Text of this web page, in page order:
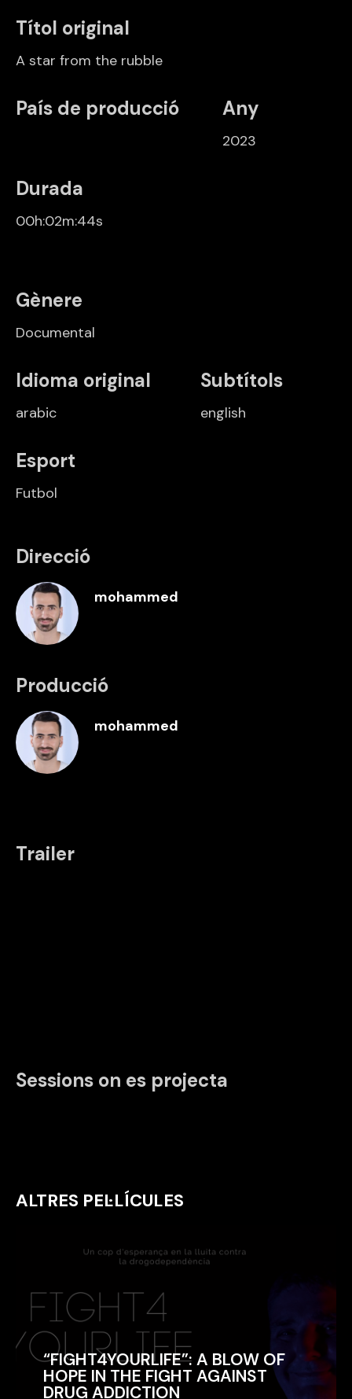
Títol original
A star from the rubble
País de producció Any
2023
Durada
00h:02m:44s
Gènere
Documental
Idioma original
arabic
Subtítols
english
Esport
Futbol
Direcció
mohammed
Producció
mohammed
Trailer
Sessions on es projecta
ALTRES PEL·LÍCULES
“FIGHT4YOURLIFE”: A BLOW OF
HOPE IN THE FIGHT AGAINST
DRUG ADDICTION
“FIGHT4YOURLIFE”: A BLOW OF
HOPE IN THE FIGHT AGAINST
DRUG ADDICTION